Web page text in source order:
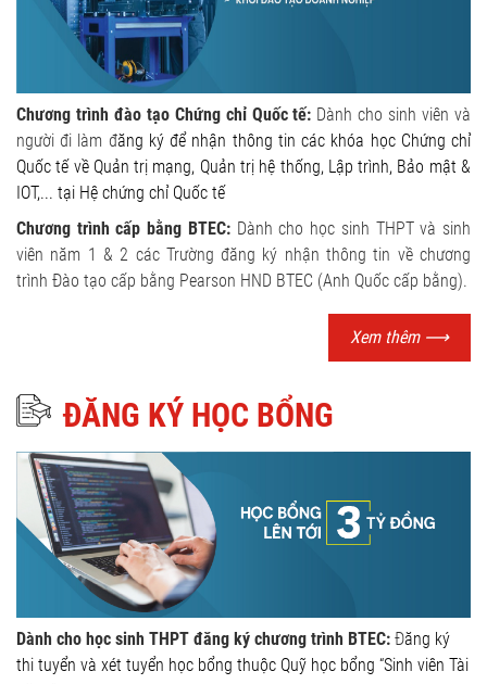
Chương trình đào tạo Chứng chỉ Quốc tế: Dành cho sinh viên và
người đi làm đăng ký để nhận thông tin các khóa học Chứng chỉ
Quốc tế về Quản trị mạng, Quản trị hệ thống, Lập trình, Bảo mật &
IOT,... tại Hệ chứng chỉ Quốc tế
Chương trình cấp bằng BTEC: Dành cho học sinh THPT và sinh
viên năm 1 & 2 các Trường đăng ký nhận thông tin về chương
trình Đào tạo cấp bằng Pearson HND BTEC (Anh Quốc cấp bằng).
Xem thêm ⟶
ĐĂNG KÝ HỌC BỔNG
Dành cho học sinh THPT đăng ký chương trình BTEC: Đăng ký
thi tuyển và xét tuyển học bổng thuộc Quỹ học bổng “Sinh viên Tài